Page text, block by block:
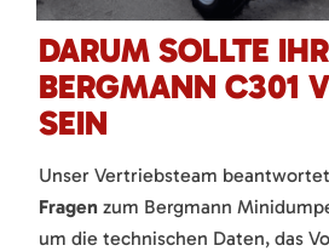
DARUM SOLLTE IHR
BERGMANN C301
SEIN
Unser Vertriebsteam
Fragen zum Bergmann
um die technischen Daten, das